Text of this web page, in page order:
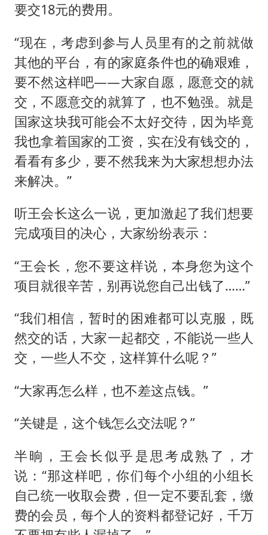
要交18元的费用。
“现在，考虑到参与人员里有的之前就做
其他的平台，有的家庭条件也的确艰难，
要不然这样吧——大家自愿，愿意交的就
交，不愿意交的就算了，也不勉强。就是
国家这块我可能会不太好交待，因为毕竟
我也拿着国家的工资，实在没有钱交的，
看看有多少，要不然我来为大家想想办法
来解决。”
听王会长这么一说，更加激起了我们想要
完成项目的决心，大家纷纷表示：
“王会长，您不要这样说，本身您为这个
项目就很辛苦，别再说您自己出钱了……”
“我们相信，暂时的困难都可以克服，既
然交的话，大家一起都交，不能说一些人
交，一些人不交，这样算什么呢？”
“大家再怎么样，也不差这点钱。”
“关键是，这个钱怎么交法呢？”
半晌，王会长似乎是思考成熟了，才
说：“那这样吧，你们每个小组的小组长
自己统一收取会费，但一定不要乱套，缴
费的会员，每个人的资料都登记好，千万